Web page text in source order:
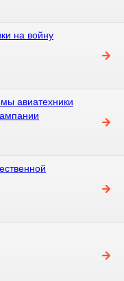
на войну
авиатехники